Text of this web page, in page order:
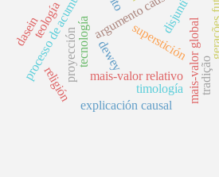
argumento causal
superstición
proyección
processo de acumulação mais-valor global
mais-valor relativo
religión
tecnología dewey
teología
dasein
tradição
timología
explicación causal